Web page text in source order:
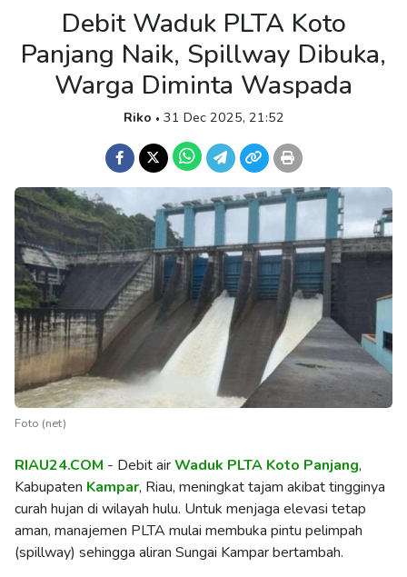
Debit Waduk PLTA Koto
Panjang Naik, Spillway Dibuka,
Warga Diminta Waspada
Riko • 31 Dec 2025, 21:52
Foto (net)
RIAU24.COM - Debit airWaduk PLTA Koto Panjang,
Kabupaten Kampar, Riau, meningkat tajam akibat tingginya
curah hujan di wilayah hulu. Untuk menjaga elevasi tetap
aman, manajemen PLTA mulai membuka pintu pelimpah
(spillway) sehingga aliran Sungai Kampar bertambah.